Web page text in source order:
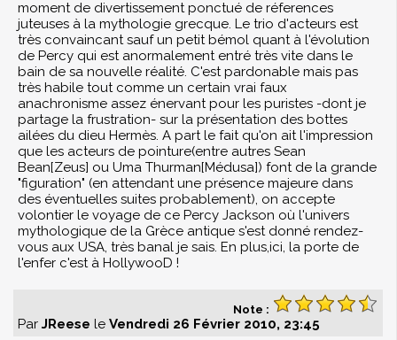
moment de divertissement ponctué de réferences
juteuses à la mythologie grecque. Le trio d'acteurs est
très convaincant sauf un petit bémol quant à l'évolution
de Percy qui est anormalement entré très vite dans le
bain de sa nouvelle réalité. C'est pardonable mais pas
très habile tout comme un certain vrai faux
anachronisme assez énervant pour les puristes -dont je
partage la frustration- sur la présentation des bottes
ailées du dieu Hermès. A part le fait qu'on ait l'impression
que les acteurs de pointure(entre autres Sean
Bean[Zeus] ou Uma Thurman[Médusa]) font de la grande
"figuration" (en attendant une présence majeure dans
des éventuelles suites probablement), on accepte
volontier le voyage de ce Percy Jackson où l'univers
mythologique de la Grèce antique s'est donné rendez-
vous aux USA, très banal je sais. En plus,ici, la porte de
l'enfer c'est à HollywooD !
Note :
Par JReese le Vendredi 26 Février 2010, 23:45